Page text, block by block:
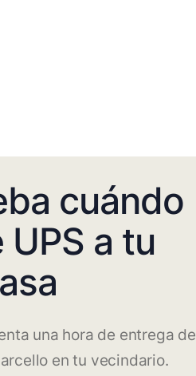
cuándo
a tu
una hora de entrega de
en tu vecindario.